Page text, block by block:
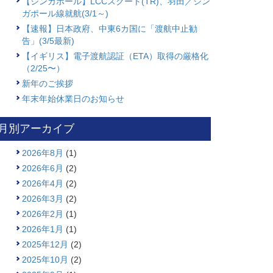
ガポール線就航(3/1～)
【速報】日本政府、中東6カ国に「渡航中止勧
告」(3/5最新)
【イギリス】電子渡航認証（ETA）取得の厳格化
（2/25〜）
新年のご挨拶
年末年始休業日のお知らせ
月別アーカイブ
2026年8月 (1)
2026年6月 (2)
2026年4月 (2)
2026年3月 (2)
2026年2月 (1)
2026年1月 (1)
2025年12月 (2)
2025年10月 (2)